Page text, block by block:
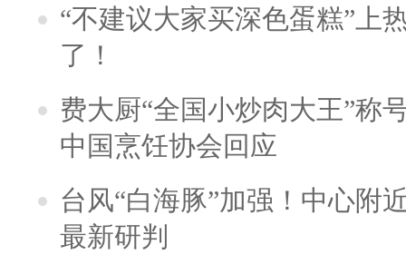
“不建议大家买深色蛋糕”上
了！
费大厨“全国小炒肉大王”称
中国烹饪协会回应
台风“白海豚”加强！中心附
最新研判